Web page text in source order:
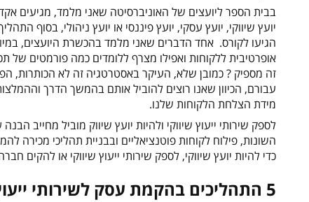
בבית הספר ליועצים של האוניברסיטה שאני מלמד, מגיעים
יועץ שיווקי, יועץ עסקי, יועץ פיננסי או יועץ ניהולי,
הגיעו לקורס. אחד הדברים שאני מלמד בהכשרת היועצים,
אופרטיבית ללקוחות ואפילו מצרף ללומדים כמה פורמטים של
זה מספיק ? כמובן שלא, העיקר באסטרטגיה זה לא הכותרות,
עבורם, הכיוון שאנו רוצים להוביל אותם בהמשך הדרך
מידת הצלחת הלקוחות שלנו.
לספק שירותי ייעוץ שיווקי ולהיות יועץ שיווק מוביל מחייב
השונות, פילוח לקוחות פוטנציאליים ובבניית תהליכי
כדי להיות יועץ שיווקי, לספק שירותי ייעוץ שיווקי או להקים חברה לייעוץ
5 התהליכים בהקמת עסק לשירותי ייעוץ שיווקי